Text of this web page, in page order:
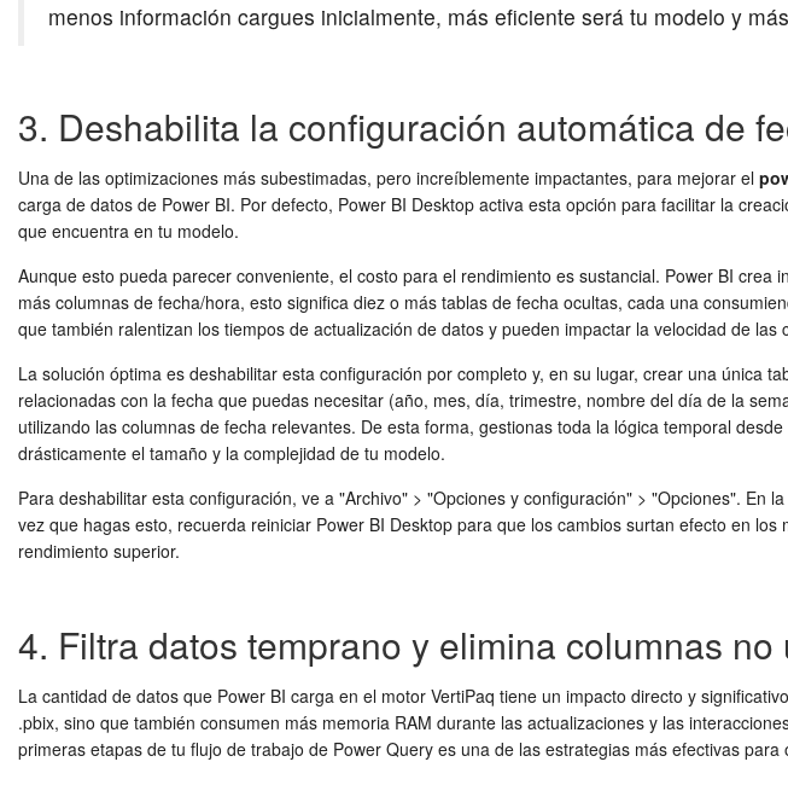
menos información cargues inicialmente, más eficiente será tu modelo y
3. Deshabilita la configuración automática de
Una de las optimizaciones más subestimadas, pero increíblemente impactantes, para mejorar el
carga de datos de Power BI. Por defecto, Power BI Desktop activa esta opción para facilitar la
que encuentra en tu modelo.
Aunque esto pueda parecer conveniente, el costo para el rendimiento es sustancial. Power BI
más columnas de fecha/hora, esto significa diez o más tablas de fecha ocultas, cada una
que también ralentizan los tiempos de actualización de datos y pueden impactar la velocidad de las
La solución óptima es deshabilitar esta configuración por completo y, en su lugar, crear una única
relacionadas con la fecha que puedas necesitar (año, mes, día, trimestre, nombre del día de la
utilizando las columnas de fecha relevantes. De esta forma, gestionas toda la lógica temporal
drásticamente el tamaño y la complejidad de tu modelo.
Para deshabilitar esta configuración, ve a "Archivo" > "Opciones y configuración" > "Opciones".
vez que hagas esto, recuerda reiniciar Power BI Desktop para que los cambios surtan efecto en
rendimiento superior.
4. Filtra datos temprano y elimina columnas no
La cantidad de datos que Power BI carga en el motor VertiPaq tiene un impacto directo y
.pbix, sino que también consumen más memoria RAM durante las actualizaciones y las
primeras etapas de tu flujo de trabajo de Power Query es una de las estrategias más efectivas